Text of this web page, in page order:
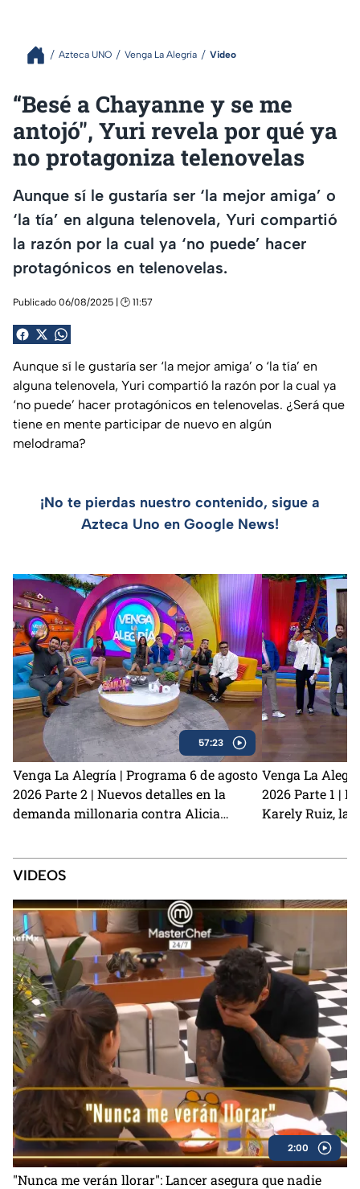
Azteca UNO Venga La Alegría Video
“Besé a Chayanne y se me
antojó", Yuri revela por qué ya
no protagoniza telenovelas
Aunque sí le gustaría ser ‘la mejor amiga’ o
‘la tía’ en alguna telenovela, Yuri compartió
la razón por la cual ya ‘no puede’ hacer
protagónicos en telenovelas.
Publicado 06/08/2025 | 🕑 11:57
Aunque sí le gustaría ser ‘la mejor amiga’ o ‘la tía’ en
alguna telenovela, Yuri compartió la razón por la cual ya
‘no puede’ hacer protagónicos en telenovelas. ¿Será que
tiene en mente participar de nuevo en algún
melodrama?
¡No te pierdas nuestro contenido, sigue a
Azteca Uno en Google News!
57:23
Venga La Alegría | Programa 6 de agosto
2026 Parte 2 | Nuevos detalles en la
demanda millonaria contra Alicia
2
Venga La
2026 Parte 1 |
Karely Ruiz, la
VIDEOS
2:00
"Nunca me verán llorar": Lancer asegura que nadie